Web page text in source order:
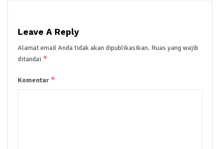
Leave A Reply
Alamat email Anda tidak akan dipublikasikan. Ruas yang wajib
ditandai *
Komentar *